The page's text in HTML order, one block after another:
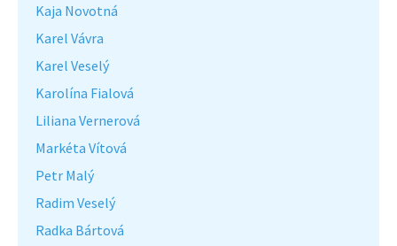
Kaja Novotná
Karel Vávra
Karel Veselý
Karolína Fialová
Liliana Vernerová
Markéta Vítová
Petr Malý
Radim Veselý
Radka Bártová